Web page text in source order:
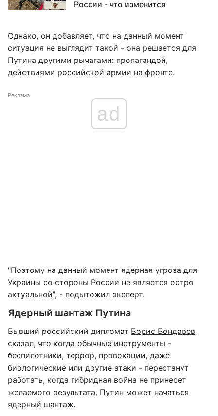
России - что изменится
Однако, он добавляет, что на данный момент
ситуация не выглядит такой - она решается для
Путина другими рычагами: пропагандой,
действиями российской армии на фронте.
Реклама
ad
"Поэтому на данный момент ядерная угроза для
Украины со стороны России не является остро
актуальной", - подытожил эксперт.
Ядерный шантаж Путина
Бывший российский дипломат Борис Бондарев
сказал, что когда обычные инструменты -
беспилотники, террор, провокации, даже
биологические или другие атаки - перестанут
работать, когда гибридная война не принесет
желаемого результата, Путин может начаться
ядерный шантаж.